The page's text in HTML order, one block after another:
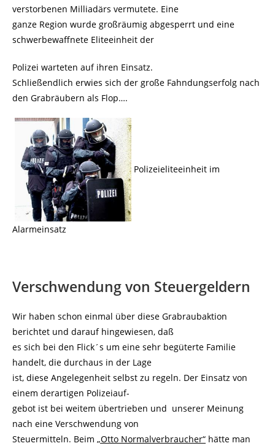
verstorbenen Milliadärs vermutete. Eine
ganze Region wurde großräumig abgesperrt und eine
schwerbewaffnete Eliteeinheit der
Polizei warteten auf ihren Einsatz.
Schließendlich erwies sich der große Fahndungserfolg nach
den Grabräubern als Flop….
Polizeieliteeinheit im
Alarmeinsatz
Verschwendung von Steuergeldern
Wir haben schon einmal über diese Grabraubaktion
berichtet und darauf hingewiesen, daß
es sich bei den Flick´s um eine sehr begüterte Familie
handelt, die durchaus in der Lage
ist, diese Angelegenheit selbst zu regeln. Der Einsatz von
einem derartigen Polizeiauf-
gebot ist bei weitem übertrieben und unserer Meinung
nach eine Verschwendung von
Steuermitteln. Beim „Otto Normalverbraucher“ hätte man